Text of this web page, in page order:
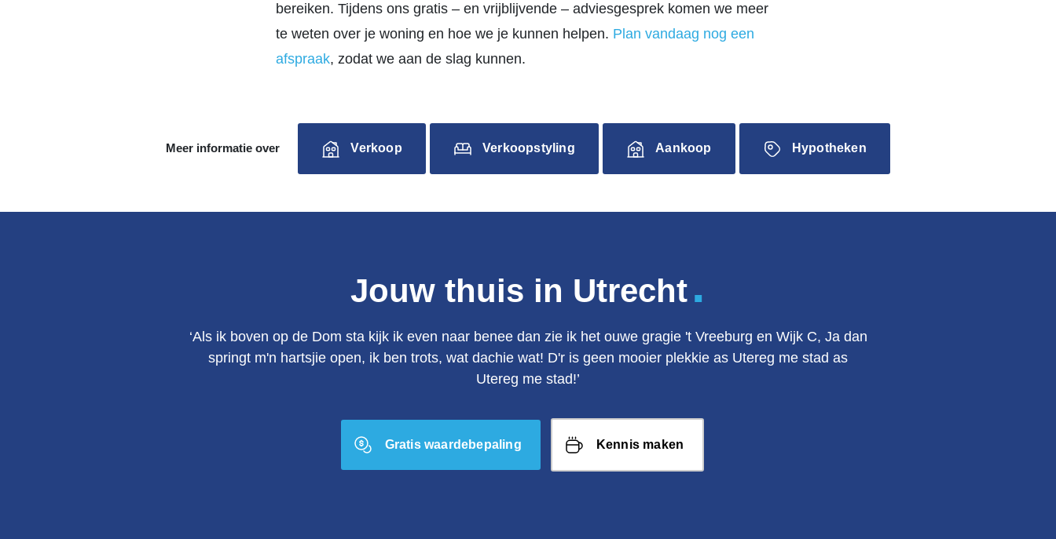
bereiken. Tijdens ons gratis – en vrijblijvende – adviesgesprek komen we meer
te weten over je woning en hoe we je kunnen helpen. Plan vandaag nog een
afspraak, zodat we aan de slag kunnen.
Meer informatie over Verkoop Verkoopstyling Aankoop Hypotheken
Jouw thuis in Utrecht.
‘Als ik boven op de Dom sta kijk ik even naar benee dan zie ik het ouwe gragie 't Vreeburg en Wijk C, Ja dan
springt m'n hartsjie open, ik ben trots, wat dachie wat! D'r is geen mooier plekkie as Utereg me stad as
Utereg me stad!’
Gratis waardebepaling Kennis maken